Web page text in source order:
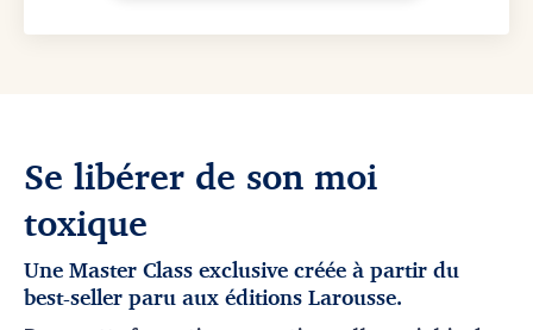
Se libérer de son moi
toxique
Une Master Class exclusive créée à partir du
best-seller paru aux éditions Larousse.